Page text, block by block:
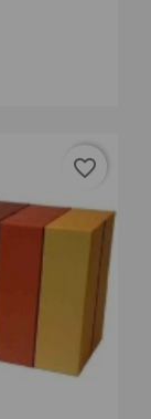
favorite_border